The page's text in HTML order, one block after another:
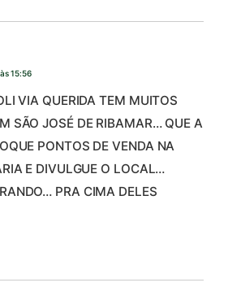
15:56
VIA QUERIDA TEM MUITOS
SÃO JOSÉ DE RIBAMAR… QUE A
PONTOS DE VENDA NA
E DIVULGUE O LOCAL…
PRA CIMA DELES